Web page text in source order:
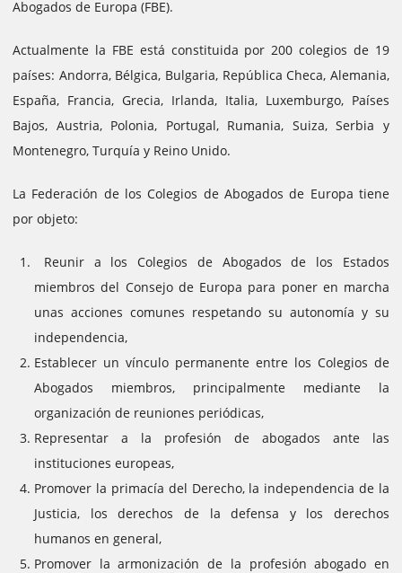
Abogados de Europa (FBE).
Actualmente la FBE está constituida por 200 colegios de 19
países: Andorra, Bélgica, Bulgaria, República Checa, Alemania,
España, Francia, Grecia, Irlanda, Italia, Luxemburgo, Países
Bajos, Austria, Polonia, Portugal, Rumania, Suiza, Serbia y
Montenegro, Turquía y Reino Unido.
La Federación de los Colegios de Abogados de Europa tiene
por objeto:
Reunir a los Colegios de Abogados de los Estados
miembros del Consejo de Europa para poner en marcha
unas acciones comunes respetando su autonomía y su
independencia,
Establecer un vínculo permanente entre los Colegios de
Abogados miembros, principalmente mediante la
organización de reuniones periódicas,
Representar a la profesión de abogados ante las
instituciones europeas,
Promover la primacía del Derecho, la independencia de la
Justicia, los derechos de la defensa y los derechos
humanos en general,
Promover la armonización de la profesión abogado en